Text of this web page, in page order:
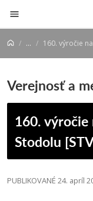
Prejsť na obsah
... 160. výročie
Verejnosť a
160.
Stodolu
PUBLIKOVANÉ 24. apríl